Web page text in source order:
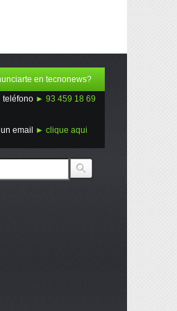
en tecnonews?
teléfono ► 93 459 18 69
email ► clique aqui